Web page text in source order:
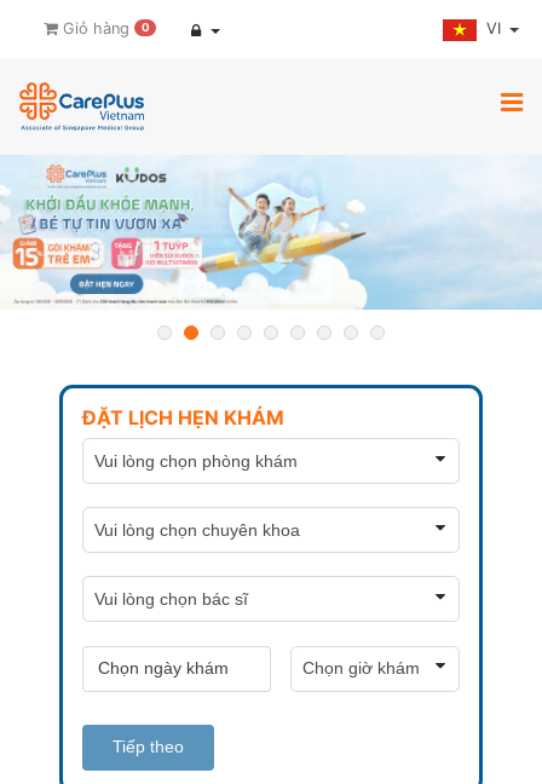
Giỏ hàng 0 VI
ĐẶT LỊCH HẸN KHÁM
Tiếp theo